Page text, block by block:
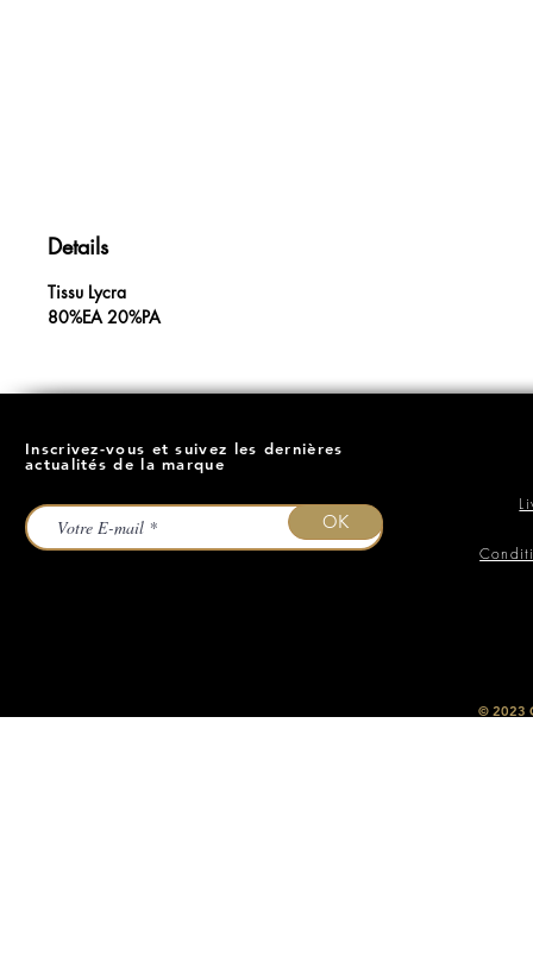
Details
Tissu Lycra
80%EA 20%PA
Inscrivez-vous et suivez les dernières
actualités de la marque
OK
​© 2023